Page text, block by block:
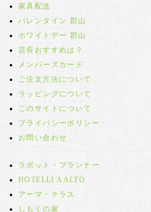
家具配送
バレンタイン 郡山
ホワイトデー 郡山
店長おすすめは？
メンバーズカード
ご注文方法について
ラッピングについて
このサイトについて
プライバシーポリシー
お問い合わせ
ラボット・プランナー
HOTELLI AALTO
アーマ・テラス
しもくの家